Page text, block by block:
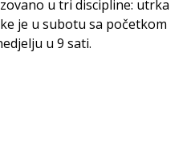
u tri discipline: utrka
je u subotu sa početkom
u 9 sati.